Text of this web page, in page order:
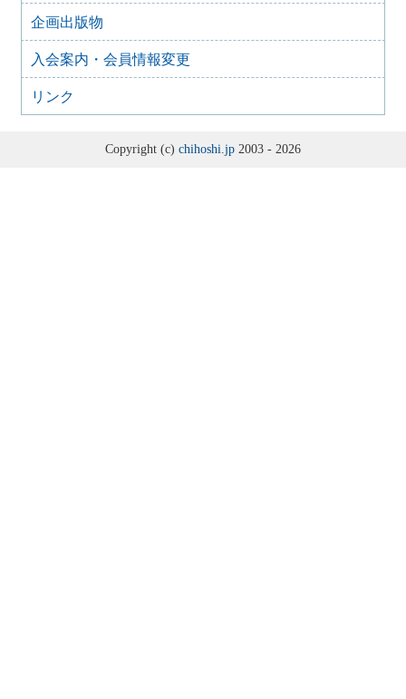
史的変容―』
2010年11月4日
2009年 都城大会 『南九州の地域形成と境界性―都城から
の歴史像―』
2009年10月23日
2008年 茨城大会 『茨城の歴史的環境と地域形成』
2007年 高松大会 『歴史に見る四国―その内と外と―』
企画出版物
入会案内・会員情報変更
リンク
Copyright (c) chihoshi.jp 2003 - 2026